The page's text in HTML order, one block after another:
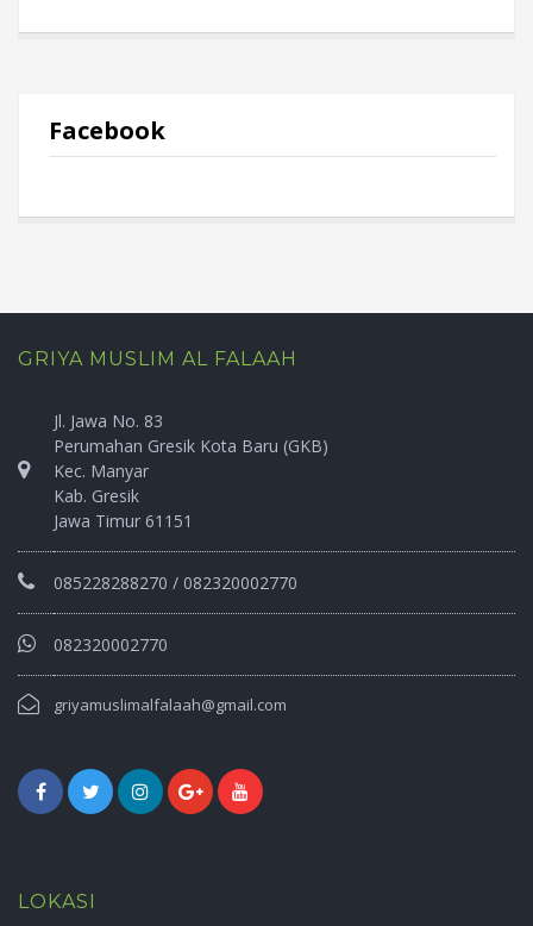
Facebook
GRIYA MUSLIM AL FALAAH
Jl. Jawa No. 83
Perumahan Gresik Kota Baru (GKB)
Kec. Manyar
Kab. Gresik
Jawa Timur 61151
085228288270 / 082320002770
082320002770
griyamuslimalfalaah@gmail.com
LOKASI